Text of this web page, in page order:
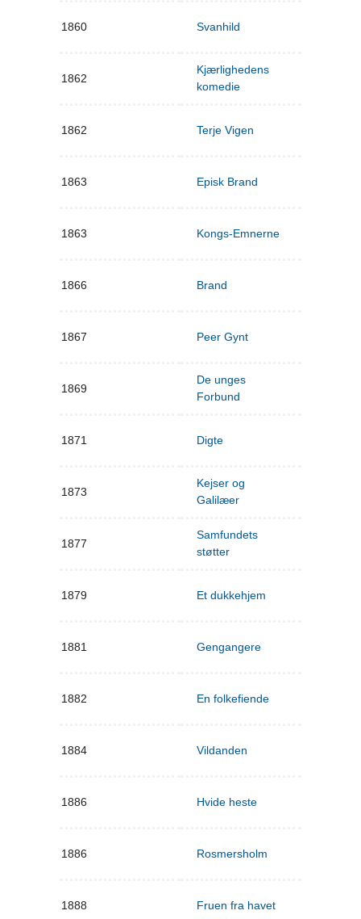
1860 Svanhild
1862
Kjærlighedens
komedie
1862 Terje Vigen
1863 Episk Brand
1863 Kongs-Emnerne
1866 Brand
1867 Peer Gynt
1869
De unges
Forbund
1871 Digte
1873
Kejser og
Galilæer
1877
Samfundets
støtter
1879 Et dukkehjem
1881 Gengangere
1882 En folkefiende
1884 Vildanden
1886 Hvide heste
1886 Rosmersholm
1888 Fruen fra havet